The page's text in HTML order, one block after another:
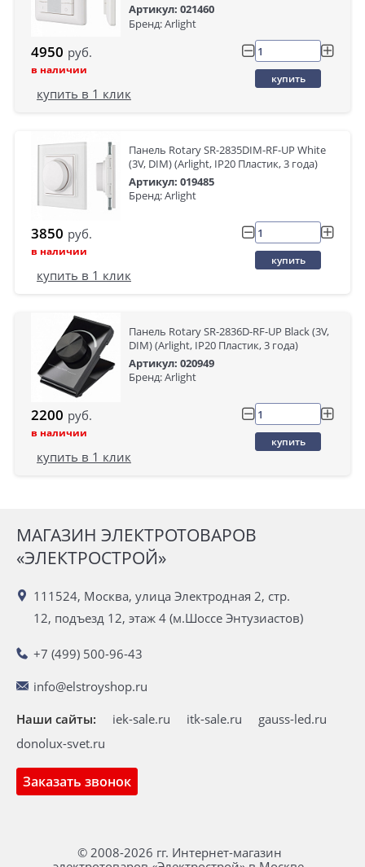
Артикул: 021460
Бренд: Arlight
4950 руб.
в наличии
купить
купить в 1 клик
Панель Rotary SR-2835DIM-RF-UP White
(3V, DIM) (Arlight, IP20 Пластик, 3 года)
Артикул: 019485
Бренд: Arlight
3850 руб.
в наличии
купить
купить в 1 клик
Панель Rotary SR-2836D-RF-UP Black (3V,
DIM) (Arlight, IP20 Пластик, 3 года)
Артикул: 020949
Бренд: Arlight
2200 руб.
в наличии
купить
купить в 1 клик
МАГАЗИН ЭЛЕКТРОТОВАРОВ
«ЭЛЕКТРОСТРОЙ»
111524, Москва, улица Электродная 2, стр.
12, подъезд 12, этаж 4 (м.Шоссе Энтузиастов)
+7 (499) 500-96-43
info@elstroyshop.ru
Заказать звонок
Наши сайты: iek-sale.ru itk-sale.ru
gauss-led.ru
donolux-svet.ru
© 2008-2026 гг. Интернет-магазин